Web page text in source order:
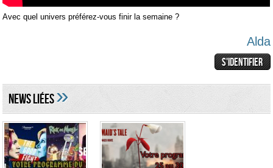
Avec quel univers préférez-vous finir la semaine ?
Alda
NEWS LIéES»